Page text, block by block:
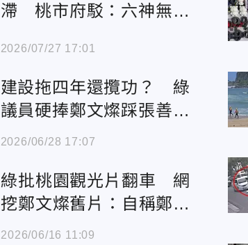
滯 桃市府駁：六神無主
2026/07/27 17:01
建設拖四年還攬功？ 綠
議員硬捧鄭文燦踩張善政
惹議
2026/06/28 17:07
綠批桃園觀光片翻車 網
挖鄭文燦舊片：自稱鄭元
暢觀看數60
2026/06/16 11:09